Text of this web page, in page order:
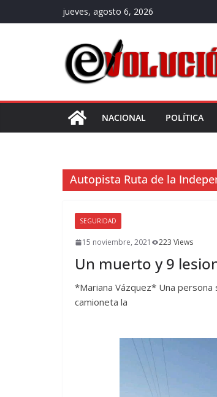
al
jueves, agosto 6, 2026
NACIONAL POLÍTICA
Autopista Ruta de la
SEGURIDAD
15 noviembre, 2021 223 Views
Un muerto y 9
*Mariana Vázquez* Una persona
camioneta la